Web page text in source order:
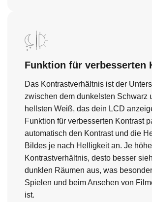
Funktion für verbesserten
Das Kontrastverhältnis ist der
zwischen dem dunkelsten Schwarz
hellsten Weiß, das dein LCD
Funktion für verbesserten Kontrast
automatisch den Kontrast und die
Bildes je nach Helligkeit an. Je
Kontrastverhältnis, desto besser
dunklen Räumen aus, was
Spielen und beim Ansehen von
ist.